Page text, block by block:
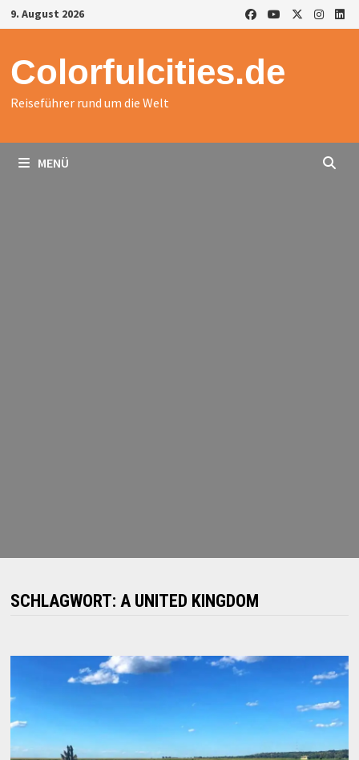
Zurück
zum
9. August 2026
Colorfulcities.de
Reiseführer rund um die Welt
MENÜ
SCHLAGWORT: A UNITED KINGDOM